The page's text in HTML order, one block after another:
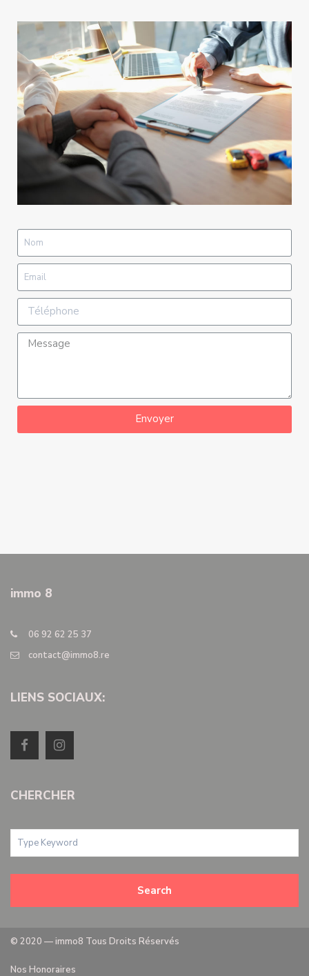
Envoyer
immo 8
06 92 62 25 37
contact@immo8.re
LIENS SOCIAUX:
CHERCHER
Search
© 2020 — immo8 Tous Droits Réservés
Nos Honoraires